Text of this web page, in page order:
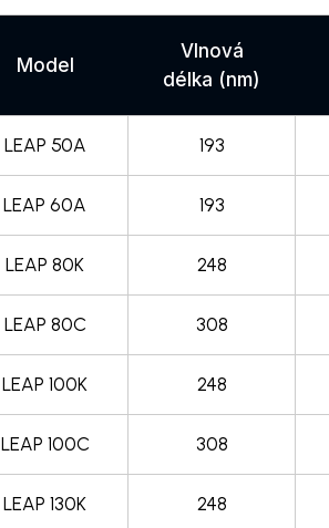
Model
Vlnová
délka (nm)
LEAP 50A 193
LEAP 60A 193
LEAP 80K 248
LEAP 80C 308
LEAP 100K 248
LEAP 100C 308
LEAP 130K 248